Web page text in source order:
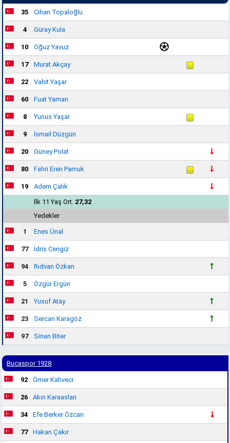
35 Cihan Topaloğlu
4 Güray Kula
10 Oğuz Yavuz
17 Murat Akçay
22 Vahit Yaşar
60 Fuat Yaman
8 Yunus Yaşar
9 İsmail Düzgün
20 Güney Polat
80 Fahri Eren Pamuk
19
Adem Çalık
İlk 11 Yaş Ort. 27,32
Yedekler
1 Enes Ünal
77 İdris Cengiz
94 Rıdvan Özkan
5 Özgür Ergün
21 Yusuf Atay
23 Sercan Karagöz
97 Sinan Biter
Bucaspor 1928
92 Ömer Kahveci
26 Akın Karaaslan
34 Efe Berker Özcan
77 Hakan Çakır